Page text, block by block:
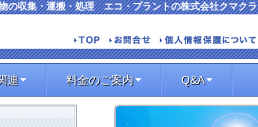
の収集・運搬・処理 エコ・プラントの株式会社クマクラ
連 料金のご案内 Q&A